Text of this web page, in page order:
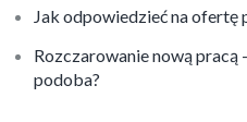
Jak odpowiedzieć na ofertę
Rozczarowanie nową pracą
podoba?